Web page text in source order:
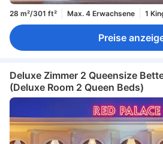
28 m²/301 ft² Max. 4 Erwachsene 1
Preise
Deluxe Zimmer 2 Queensize
(Deluxe Room 2 Queen Beds)